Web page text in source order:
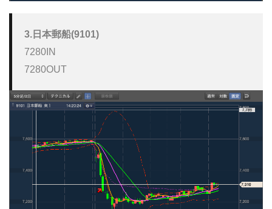
3.日本郵船(9101)
7280IN
7280OUT